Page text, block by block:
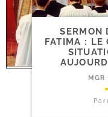
SERMON
FATIMA : LE
MGR